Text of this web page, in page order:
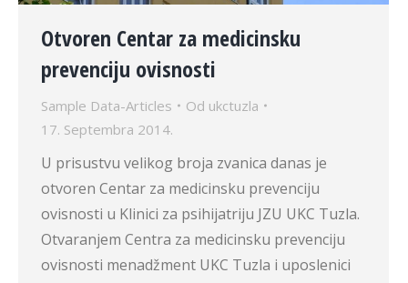
Otvoren Centar za medicinsku
prevenciju ovisnosti
Sample Data-Articles Od ukctuzla
17. Septembra 2014.
U prisustvu velikog broja zvanica danas je
otvoren Centar za medicinsku prevenciju
ovisnosti u Klinici za psihijatriju JZU UKC Tuzla.
Otvaranjem Centra za medicinsku prevenciju
ovisnosti menadžment UKC Tuzla i uposlenici